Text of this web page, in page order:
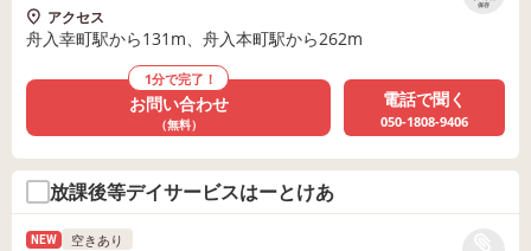
保存
アクセス
舟入幸町駅から131m、舟入本町駅から262m
1分で完了！
お問い合わせ
（無料）
電話で聞く
050-1808-9406
放課後等デイサービスはーとけあ
NEW 空きあり